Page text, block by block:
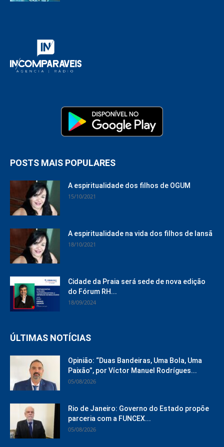
POSTS MAIS POPULARES
A espiritualidade dos filhos de OGUM
15/10/2021
A espiritualidade na vida dos filhos de Iansã
18/10/2021
Cidade da Praia será sede de nova edição
do Fórum RH...
18/09/2024
ÚLTIMAS NOTÍCIAS
Opinião: “Duas Bandeiras, Uma Bola, Uma
Paixão”, por Víctor Manuel Rodrígues...
05/08/2026
Rio de Janeiro: Governo do Estado propõe
parceria com a FUNCEX...
05/08/2026